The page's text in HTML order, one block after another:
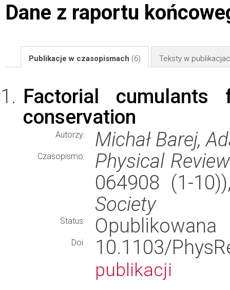
Dane z raportu
Publikacje w czasopismach (6) Teksty w
Factorial
conservation
Autorzy: Michał Barej,
Czasopismo:
Physical
064908 (1-
Society
Status: Opublikowana
Doi: 10.1103/
publikacji